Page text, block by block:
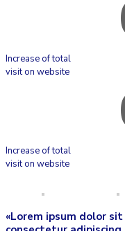
Increase of total
visit on website
Increase of total
visit on website
«Lorem ipsum dolor